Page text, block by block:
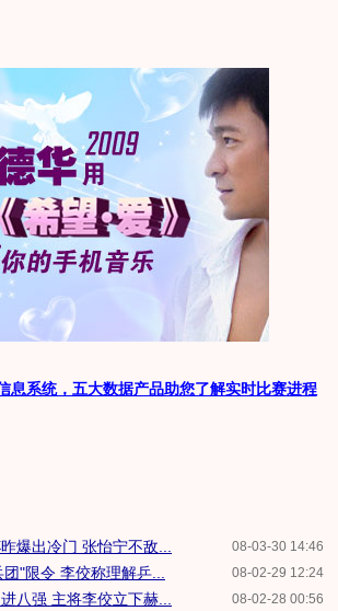
息系统，五大数据产品助您了解实时比赛进程
08-03-30 14:46
爆出冷门 张怡宁不敌...
08-02-29 12:24
"限令 李佼称理解乒...
08-02-28 00:56
八强 主将李佼立下赫...